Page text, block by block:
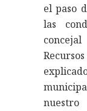
el paso
las
nuestro